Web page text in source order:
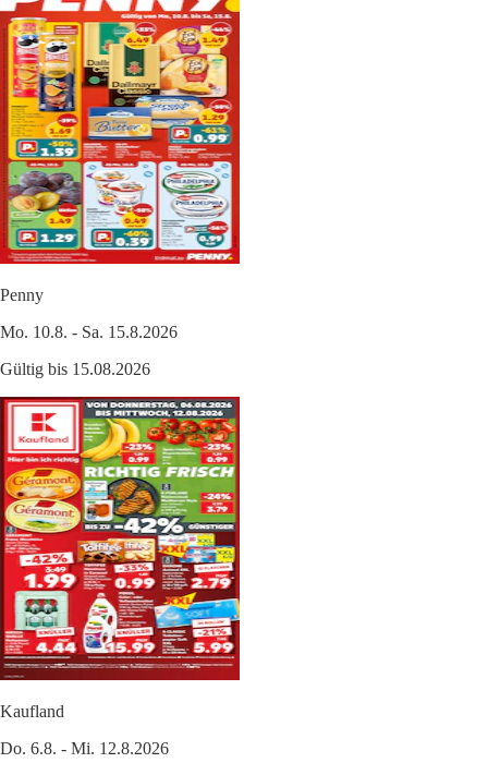
Penny
Mo. 10.8. - Sa. 15.8.2026
Gültig bis 15.08.2026
Kaufland
Do. 6.8. - Mi. 12.8.2026